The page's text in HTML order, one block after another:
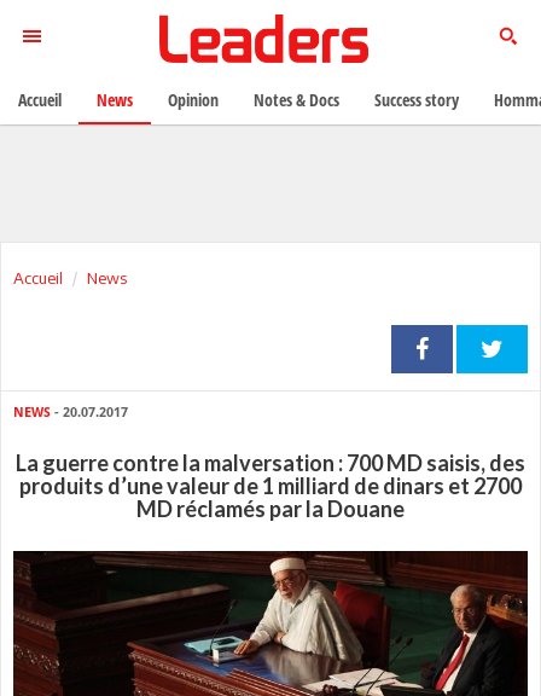
Accueil News
NEWS - 20.07.2017
La guerre contre la malversation : 700 MD saisis, des
produits d’une valeur de 1 milliard de dinars et 2700
MD réclamés par la Douane
Accueil News Opinion Notes & Docs Success story